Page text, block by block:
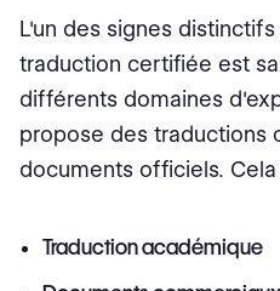
L'un des signes
traduction certifiée est
différents domaines
propose des traductions
documents officiels.
Traduction académique